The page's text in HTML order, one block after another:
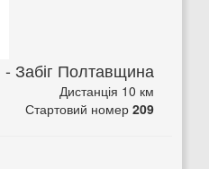
- Забіг Полтавщина
Дистанція 10 км
Стартовий номер 209